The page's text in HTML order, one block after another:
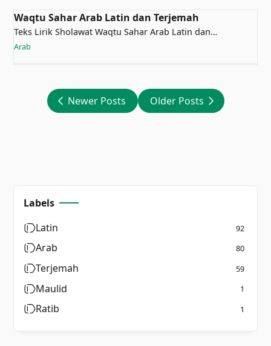
Waqtu Sahar Arab Latin dan Terjemah
Teks Lirik Sholawat Waqtu Sahar Arab Latin dan
TerjemahWaqtu SaharWaqt…
Arab
Newer Posts Older Posts
Labels
Latin
92
Arab 80
Terjemah 59
Maulid 1
Ratib 1